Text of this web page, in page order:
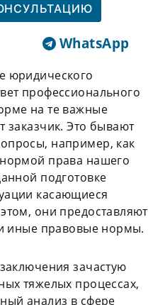
WhatsApp
юридического
профессионального
на те важные
заказчик. Это бывают
например, как
права нашего
подготовке
касающиеся
они предоставляют
иные правовые нормы.
зачастую
тяжелых процессах,
анализ в сфере